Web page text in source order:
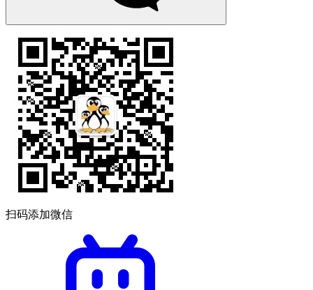
扫码添加微信